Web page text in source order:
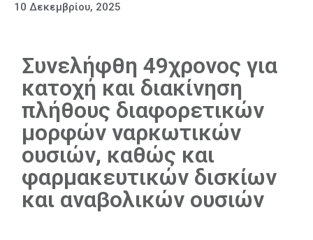
10 Δεκεμβρίου, 2025
Συνελήφθη 49χρονος για
κατοχή και διακίνηση
πλήθους διαφορετικών
μορφών ναρκωτικών
ουσιών, καθώς και
φαρμακευτικών δισκίων
και αναβολικών ουσιών